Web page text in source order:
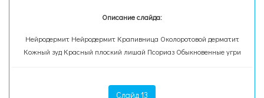
Описание слайда:
Нейродермит Нейродермит Крапивница Околоротовой дерматит
Кожный зуд Красный плоский лишай Псориаз Обыкновенные угри
Слайд 13